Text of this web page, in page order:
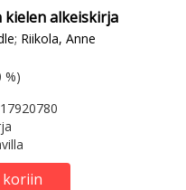
alkeiskirja
; Riikola, Anne
hinta
%)
koriin